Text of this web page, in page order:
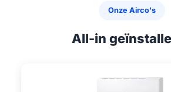
Onze Airco's
All-in